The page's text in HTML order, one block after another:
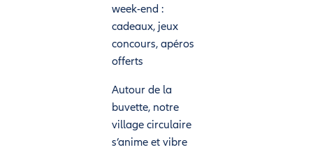
week-end :
cadeaux, jeux
concours, apéros
offerts
Autour de la
buvette, notre
village circulaire
s’anime et vibre